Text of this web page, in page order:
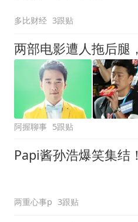
多比财经 3跟贴
阿握聊事 5跟贴
Papi酱孙浩爆笑集结！
两重心事p 3跟贴